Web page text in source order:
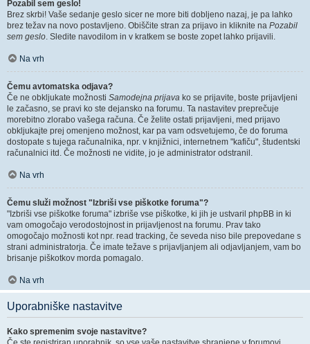
Pozabil sem geslo!
Brez skrbi! Vaše sedanje geslo sicer ne more biti dobljeno nazaj, je pa lahko
brez težav na novo postavljeno. Obiščite stran za prijavo in kliknite na Pozabil
sem geslo. Sledite navodilom in v kratkem se boste zopet lahko prijavili.
Na vrh
Čemu avtomatska odjava?
Če ne obkljukate možnosti Samodejna prijava ko se prijavite, boste prijavljeni
le začasno, se pravi ko ste dejansko na forumu. Ta nastavitev preprečuje
morebitno zlorabo vašega računa. Če želite ostati prijavljeni, med prijavo
obkljukajte prej omenjeno možnost, kar pa vam odsvetujemo, če do foruma
dostopate s tujega računalnika, npr. v knjižnici, internetnem "kafiču", študentski
računalnici itd. Če možnosti ne vidite, jo je administrator odstranil.
Na vrh
Čemu služi možnost "Izbriši vse piškotke foruma"?
"Izbriši vse piškotke foruma" izbriše vse piškotke, ki jih je ustvaril phpBB in ki
vam omogočajo verodostojnost in prijavljenost na forumu. Prav tako
omogočajo možnosti kot npr. read tracking, če seveda niso bile prepovedane s
strani administratorja. Če imate težave s prijavljanjem ali odjavljanjem, vam bo
brisanje piškotkov morda pomagalo.
Na vrh
Uporabniške nastavitve
Kako spremenim svoje nastavitve?